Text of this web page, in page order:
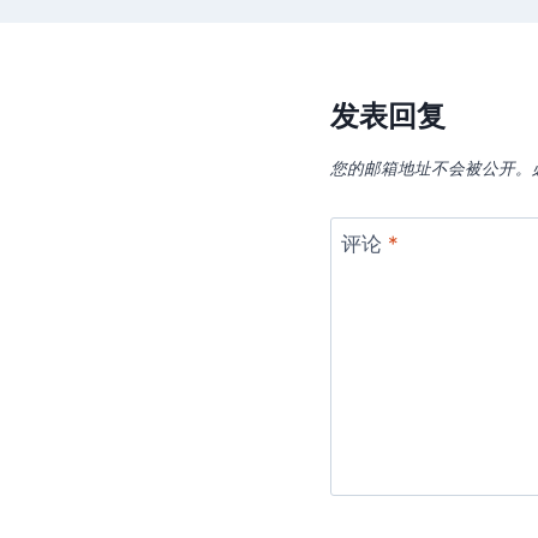
发表回复
您的邮箱地址不会被公开。
评论 *